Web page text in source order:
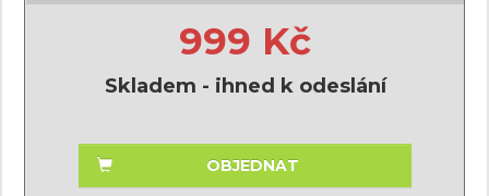
999 Kč
Skladem - ihned k odeslání
OBJEDNAT